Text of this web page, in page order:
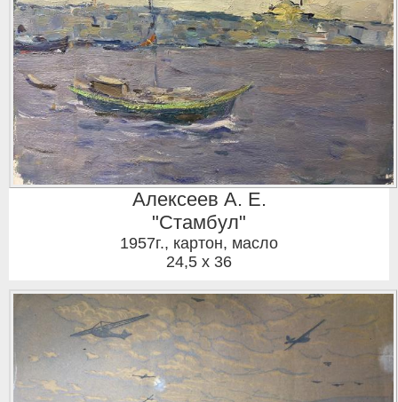
Алексеев А. Е.
"Стамбул"
1957г., картон, масло
24,5 x 36